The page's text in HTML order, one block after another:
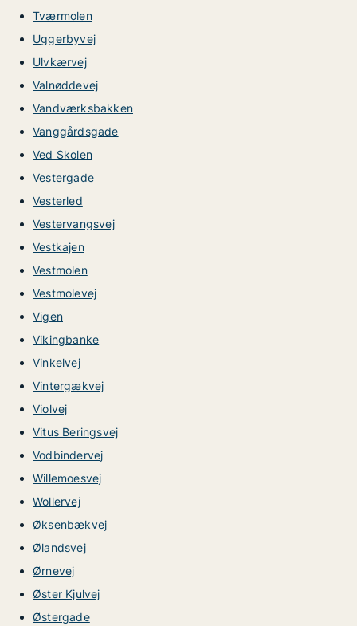
Tværmolen
Uggerbyvej
Ulvkærvej
Valnøddevej
Vandværksbakken
Vanggårdsgade
Ved Skolen
Vestergade
Vesterled
Vestervangsvej
Vestkajen
Vestmolen
Vestmolevej
Vigen
Vikingbanke
Vinkelvej
Vintergækvej
Violvej
Vitus Beringsvej
Vodbindervej
Willemoesvej
Wollervej
Øksenbækvej
Ølandsvej
Ørnevej
Øster Kjulvej
Østergade